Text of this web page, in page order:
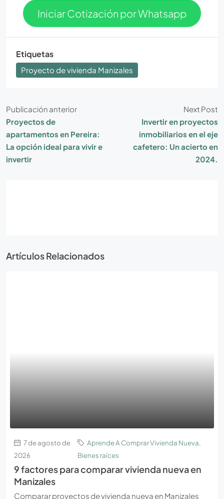
Iniciar Cotización por Whatsapp
Etiquetas
Proyecto de vivienda Manizales
Publicación anterior
Proyectos de
apartamentos en Pereira:
La opción ideal para vivir e
invertir
Next Post
Invertir en proyectos
inmobiliarios en el eje
cafetero: Un acierto en
2024.
Artículos Relacionados
7 de agosto de
2026
Aprende A Comprar Vivienda Nueva,
Bienes raíces
9 factores para comparar vivienda nueva en
Manizales
Comparar proyectos de vivienda nueva en Manizales